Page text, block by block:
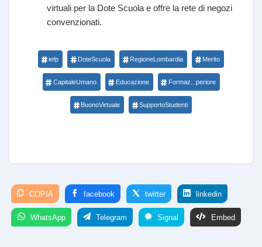
virtuali per la Dote Scuola e offre la rete di negozi
convenzionati.
iefp DoteScuola RegioneLombardia Merito
CapitaleUmano Educazione Formaz...periore
BuonoVirtuale SupportoStudenti
COPIA facebook twitter linkedin
WhatsApp Telegram Signal Embed